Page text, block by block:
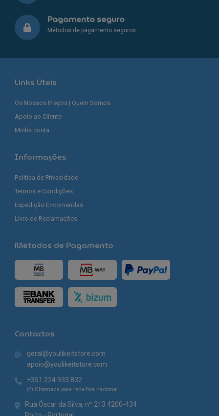
Pagamento seguro
Métodos de pagamento seguros
Links Úteis
Os Nossos Preços | Quem Somos
Apoio ao Cliente
Minha conta
Informações
Política de Privacidade
Termos e Condições
Expedição Encomendas
Livro de Reclamações
Métodos de Pagamento
Contactos
geral@youlikeitstore.com
apoio@youlikeitstore.com
+351 224 933 832
(*) Chamada para rede fixa nacional
Rua Óscar da Silva, nº 213 4200-434